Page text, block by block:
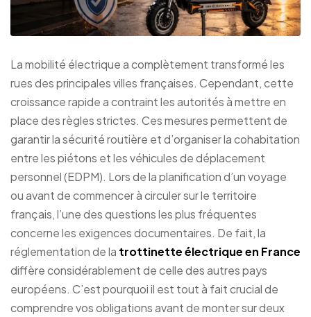
La mobilité électrique a complètement transformé les
rues des principales villes françaises. Cependant, cette
croissance rapide a contraint les autorités à mettre en
place des règles strictes. Ces mesures permettent de
garantir la sécurité routière et d’organiser la cohabitation
entre les piétons et les véhicules de déplacement
personnel (EDPM). Lors de la planification d’un voyage
ou avant de commencer à circuler sur le territoire
français, l’une des questions les plus fréquentes
concerne les exigences documentaires. De fait, la
réglementation de la trottinette électrique en France
diffère considérablement de celle des autres pays
européens. C’est pourquoi il est tout à fait crucial de
comprendre vos obligations avant de monter sur deux